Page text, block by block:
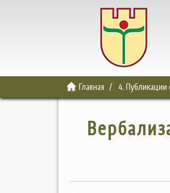
Главная 4. Публикации